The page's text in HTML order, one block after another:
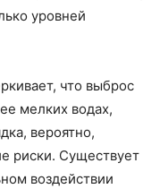
уровней
что выброс
мелких водах,
вероятно,
риски. Существует
воздействии